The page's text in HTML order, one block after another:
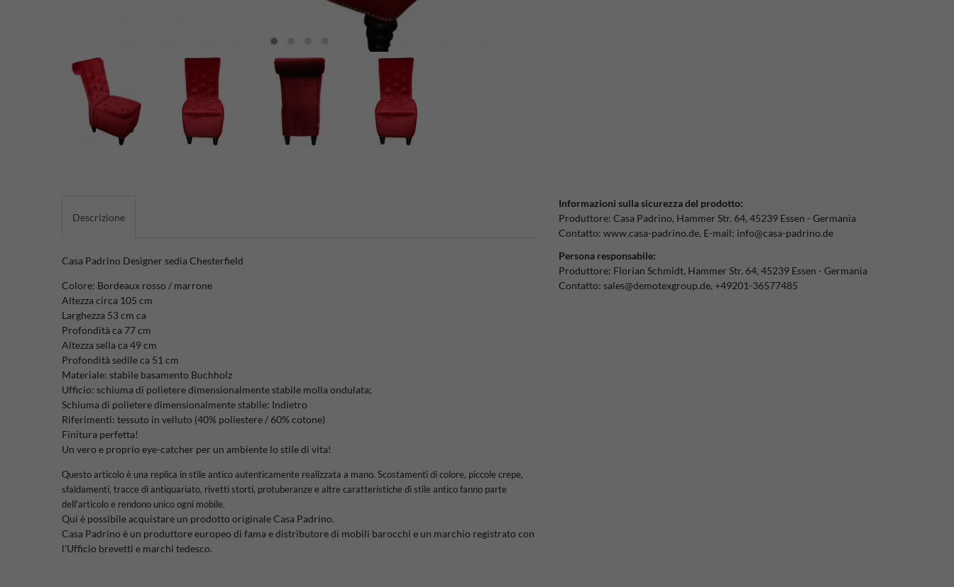
Descrizione
Casa Padrino Designer sedia Chesterfield
Colore: Bordeaux rosso / marrone
Altezza circa 105 cm
Larghezza 53 cm ca
Profondità ca 77 cm
Altezza sella ca 49 cm
Profondità sedile ca 51 cm
Materiale: stabile basamento Buchholz
Ufficio: schiuma di polietere dimensionalmente stabile molla ondulata;
Schiuma di polietere dimensionalmente stabile: Indietro
Riferimenti: tessuto in velluto (40% poliestere / 60% cotone)
Finitura perfetta!
Un vero e proprio eye-catcher per un ambiente lo stile di vita!
Questo articolo è una replica in stile antico autenticamente realizzata a mano. Scostamenti di colore, piccole crepe,
sfaldamenti, tracce di antiquariato, rivetti storti, protuberanze e altre caratteristiche di stile antico fanno parte
dell'articolo e rendono unico ogni mobile.
Qui è possibile acquistare un prodotto originale Casa Padrino.
Casa Padrino è un produttore europeo di fama e distributore di mobili barocchi e un marchio registrato con
l'Ufficio brevetti e marchi tedesco.
Informazioni sulla sicurezza del prodotto:
Produttore: Casa Padrino Hammer Str. 64 45239 Essen
Germania
Contatto: www.casa-padrino.de E-mail: info@casa-padrino.de
Persona responsabile:
Produttore: Florian Schmidt Hammer Str. 64 45239 Essen
Germania
Contatto: sales@demotexgroup.de +49201-36577485